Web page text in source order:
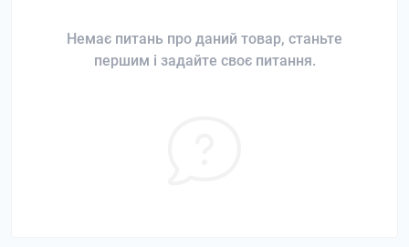
Немає питань про даний товар, станьте
першим і задайте своє питання.